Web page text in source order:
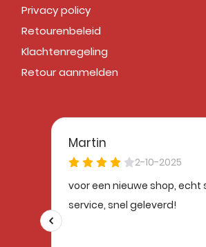
Privacy policy
Retourenbeleid
Klachtenregeling
Retour aanmelden